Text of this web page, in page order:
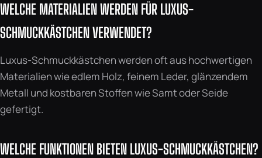
WELCHE MATERIALIEN WERDEN FÜR LUXUS-
SCHMUCKKÄSTCHEN VERWENDET?
Luxus-Schmuckkästchen werden oft aus hochwertigen
Materialien wie edlem Holz, feinem Leder, glänzendem
Metall und kostbaren Stoffen wie Samt oder Seide
gefertigt.
WELCHE FUNKTIONEN BIETEN LUXUS-SCHMUCKKÄSTCHEN?